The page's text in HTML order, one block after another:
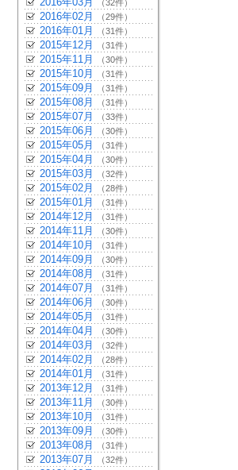
（32件）
2016年02月 （29件）
2016年01月 （31件）
2015年12月 （31件）
2015年11月 （30件）
2015年10月 （31件）
2015年09月 （31件）
2015年08月 （31件）
2015年07月 （33件）
2015年06月 （30件）
2015年05月 （31件）
2015年04月 （30件）
2015年03月 （32件）
2015年02月 （28件）
2015年01月 （31件）
2014年12月 （31件）
2014年11月 （30件）
2014年10月 （31件）
2014年09月 （30件）
2014年08月 （31件）
2014年07月 （31件）
2014年06月 （30件）
2014年05月 （31件）
2014年04月 （30件）
2014年03月 （32件）
2014年02月 （28件）
2014年01月 （31件）
2013年12月 （31件）
2013年11月 （30件）
2013年10月 （31件）
2013年09月 （30件）
2013年08月 （31件）
2013年07月 （32件）